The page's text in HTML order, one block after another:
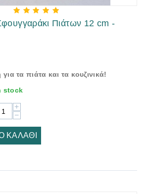
Πιάτων 12 cm -
τα πιάτα και τα κουζινικά!
stock
+
−
ΚΑΛΆΘΙ